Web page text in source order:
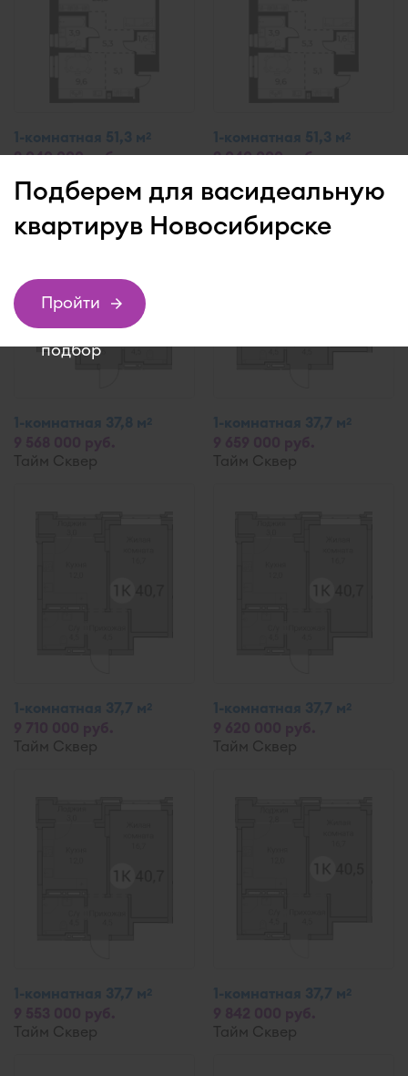
1-комнатная 51,3 м2
9 040 000 руб.
Нормандия-Неман
1-комнатная 51,3 м2
9 040 000 руб.
1-комнатная 37,8 м2
Тайм Сквер
1-комнатная 37,7 м2
Тайм Сквер
1-комнатная 37,7 м2
Тайм Сквер
1-комнатная 37,7 м2
Тайм Сквер
1-комнатная 37,7 м2
Тайм Сквер
1-комнатная 37,7 м2
Тайм Сквер
Подберем для васидеальную
квартирув Новосибирске
Пройти
подбор